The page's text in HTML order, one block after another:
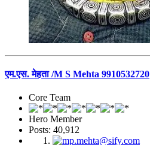
एम.एस. मेहता /M S Mehta 9910532720
Core Team
Hero Member
Posts: 40,912